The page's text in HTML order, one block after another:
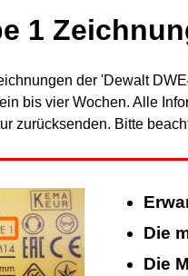
1
der 'Dewalt
bis vier Wochen. Alle
zurücksenden. Bitte
Die
Die